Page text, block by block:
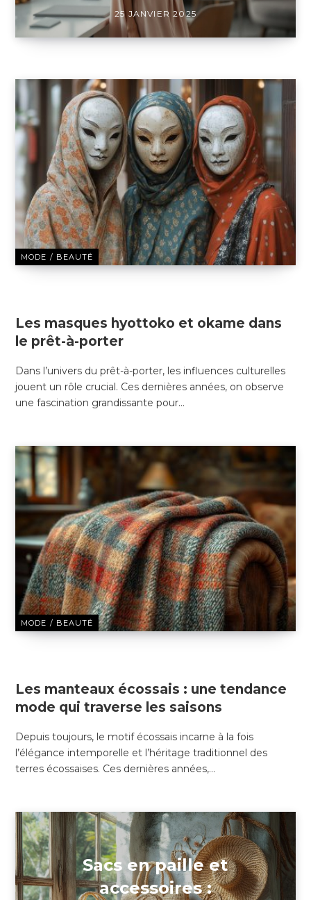
25 JANVIER 2025
MODE / BEAUTÉ
Les masques hyottoko et okame dans
le prêt-à-porter
Dans l’univers du prêt-à-porter, les influences culturelles
jouent un rôle crucial. Ces dernières années, on observe
une fascination grandissante pour…
MODE / BEAUTÉ
Les manteaux écossais : une tendance
mode qui traverse les saisons
Depuis toujours, le motif écossais incarne à la fois
l’élégance intemporelle et l’héritage traditionnel des
terres écossaises. Ces dernières années,…
Sacs en paille et
accessoires :